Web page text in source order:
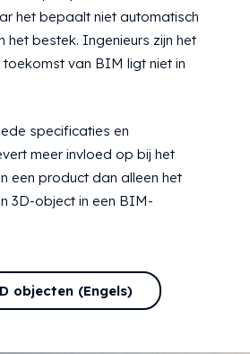
het bepaalt niet automatisch
het bestek. Ingenieurs zijn het
toekomst van BIM ligt niet in
specificaties en
meer invloed op bij het
een product dan alleen het
3D-object in een BIM-
objecten (Engels)